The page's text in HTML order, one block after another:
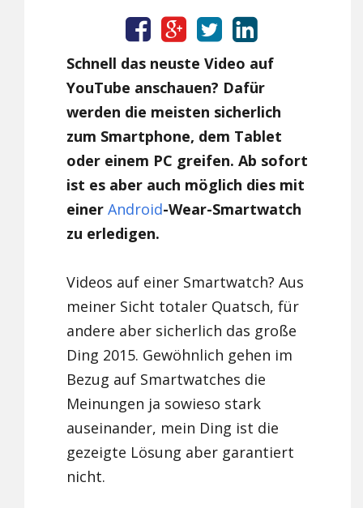
Schnell das neuste Video auf
YouTube anschauen? Dafür
werden die meisten sicherlich
zum Smartphone, dem Tablet
oder einem PC greifen. Ab sofort
ist es aber auch möglich dies mit
einerAndroid-Wear-Smartwatch
zu erledigen.
Videos auf einer Smartwatch? Aus
meiner Sicht totaler Quatsch, für
andere aber sicherlich das große
Ding 2015. Gewöhnlich gehen im
Bezug auf Smartwatches die
Meinungen ja sowieso stark
auseinander, mein Ding ist die
gezeigte Lösung aber garantiert
nicht.